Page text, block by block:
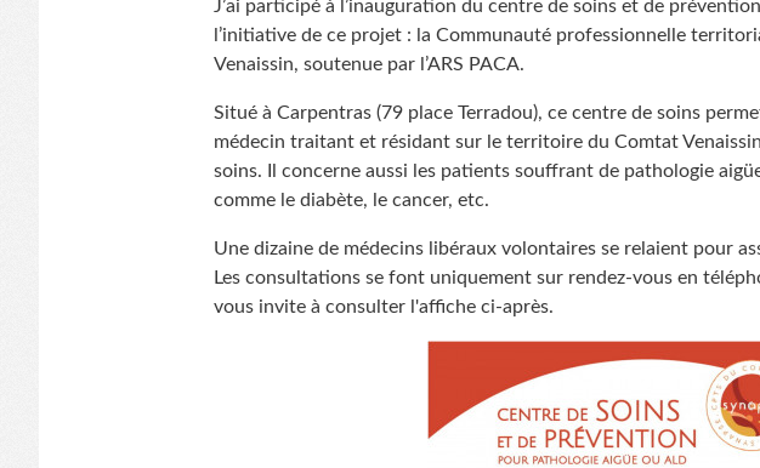
J’ai participé à l’inauguration du centre de soins et de
l’initiative de ce projet : la Communauté professionnelle
Venaissin, soutenue par l’ARS PACA.
Situé à Carpentras (79 place Terradou), ce centre de soins
médecin traitant et résidant sur le territoire du Comtat Venaissin
soins. Il concerne aussi les patients souffrant de pathologie
comme le diabète, le cancer, etc.
Une dizaine de médecins libéraux volontaires se relaient pour
Les consultations se font uniquement sur rendez-vous en
vous invite à consulter l'affiche ci-après.